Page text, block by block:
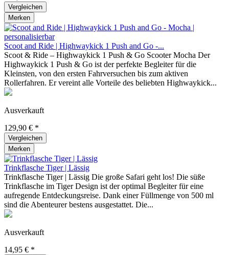
Vergleichen
Merken
Scoot and Ride | Highwaykick 1 Push and Go -...
Scoot & Ride – Highwaykick 1 Push & Go Scooter Mocha Der
Highwaykick 1 Push & Go ist der perfekte Begleiter für die
Kleinsten, von den ersten Fahrversuchen bis zum aktiven
Rollerfahren. Er vereint alle Vorteile des beliebten Highwaykick...
Ausverkauft
129,90 € *
Vergleichen
Merken
Trinkflasche Tiger | Lässig
Trinkflasche Tiger | Lässig Die große Safari geht los! Die süße
Trinkflasche im Tiger Design ist der optimal Begleiter für eine
aufregende Entdeckungsreise. Dank einer Füllmenge von 500 ml
sind die Abenteurer bestens ausgestattet. Die...
Ausverkauft
14,95 € *